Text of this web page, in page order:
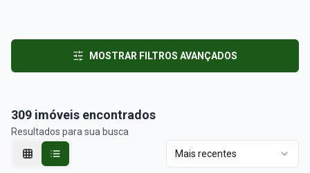
MOSTRAR FILTROS AVANÇADOS
309 imóveis encontrados
Resultados para sua busca
Mais recentes